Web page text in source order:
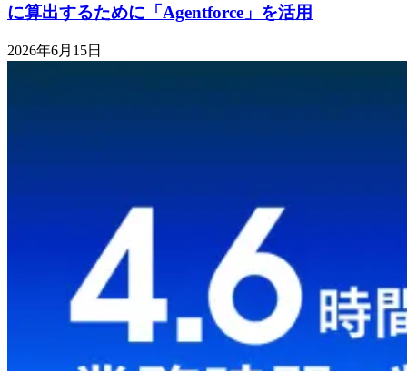
に算出するために「Agentforce」を活用
2026年6月15日